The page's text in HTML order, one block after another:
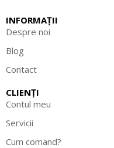
INFORMAȚII
Despre noi
Blog
Contact
CLIENȚI
Contul meu
Servicii
Cum comand?